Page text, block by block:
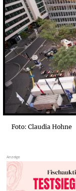
Foto: Claudia Hohne